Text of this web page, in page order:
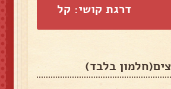
דרגת קושי: קל